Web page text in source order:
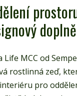
Life MCC od
rostlinná zeď,
pro